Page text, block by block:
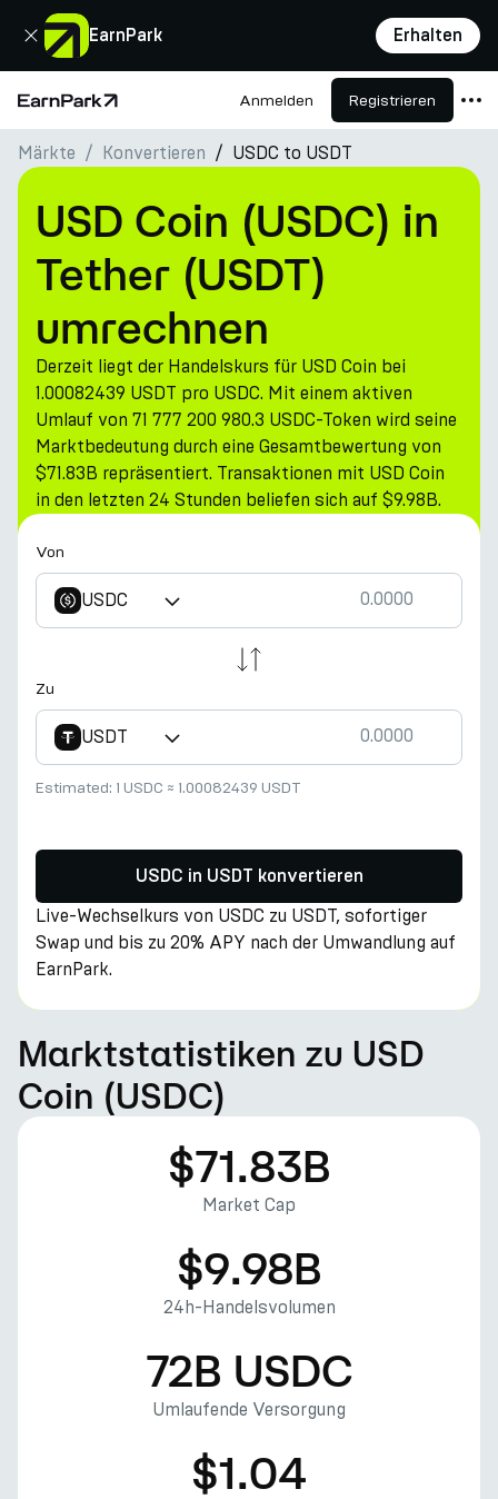
EarnPark Erhalten
Schließen
Startseite Anmelden Registrieren
Produkte
Märkte
Rechner
PARK Token
Ressourcen
Unternehmen
Märkte Konvertieren USDC to USDT
USD Coin (USDC) in
Tether (USDT)
umrechnen
Derzeit liegt der Handelskurs für USD Coin bei
1.00082439 USDT pro USDC. Mit einem aktiven
Umlauf von 71 777 200 980.3 USDC-Token wird seine
Marktbedeutung durch eine Gesamtbewertung von
$71.83B repräsentiert. Transaktionen mit USD Coin
in den letzten 24 Stunden beliefen sich auf $9.98B.
Von
USDC
Zu
USDT
Estimated: 1 USDC ≈ 1.00082439 USDT
USDC in USDT konvertieren
Live-Wechselkurs von USDC zu USDT, sofortiger
Swap und bis zu 20% APY nach der Umwandlung auf
EarnPark.
Marktstatistiken zu USD
Coin (USDC)
$71.83B
Market Cap
$9.98B
24h-Handelsvolumen
72B USDC
Umlaufende Versorgung
$1.04